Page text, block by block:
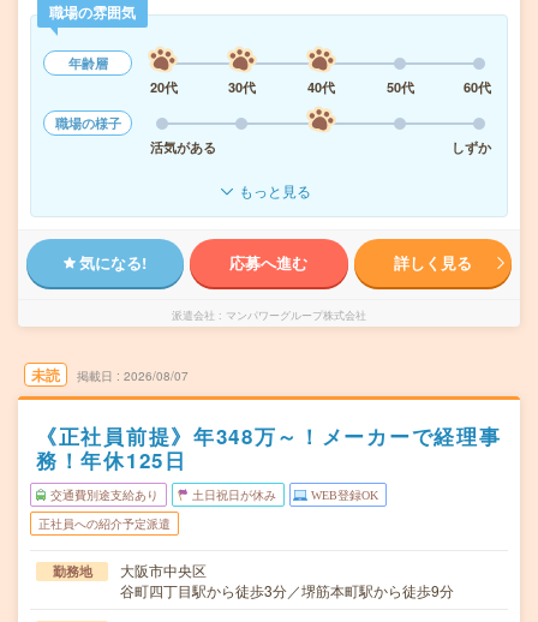
職場の雰囲気
年齢層
20代
30代 40代 50代
60代
職場の様子
活気がある
しずか
もっと見る
気になる! 応募へ進む 詳しく見る
派遣会社 マンパワーグループ株式会社
未読 掲載日 2026/08/07
《正社員前提》年348万～！メーカーで経理事
務！年休125日
交通費別途支給あり 土日祝日が休み WEB登録OK
正社員への紹介予定派遣
勤務地
大阪市中央区
谷町四丁目駅から徒歩3分／堺筋本町駅から徒歩9分